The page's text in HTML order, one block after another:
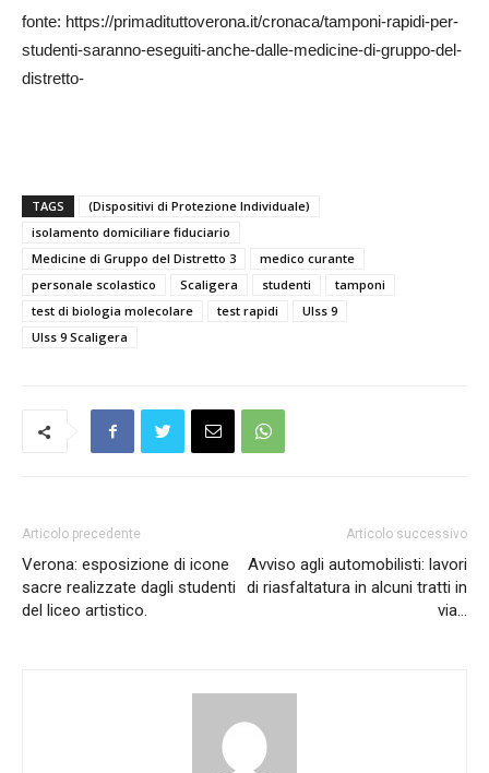
fonte: https://primadituttoverona.it/cronaca/tamponi-rapidi-per-
studenti-saranno-eseguiti-anche-dalle-medicine-di-gruppo-del-
distretto-
TAGS
(Dispositivi di Protezione Individuale)
isolamento domiciliare fiduciario
Medicine di Gruppo del Distretto 3
medico curante
personale scolastico
Scaligera studenti
tamponi
test di biologia molecolare
test rapidi
Ulss 9
Ulss 9 Scaligera
Articolo precedente
Verona: esposizione di icone
sacre realizzate dagli studenti
del liceo artistico.
Articolo successivo
Avviso agli automobilisti: lavori
di riasfaltatura in alcuni tratti in
via…